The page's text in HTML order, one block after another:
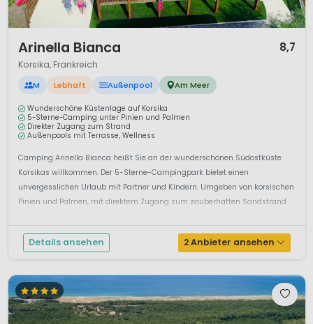
Arinella Bianca 8,7
Korsika, Frankreich
M Lebhaft Außenpool Am Meer
Wunderschöne Küstenlage auf Korsika
5-Sterne-Camping unter Pinien und Palmen
Direkter Zugang zum Strand
Außenpools mit Terrasse, Wellness
Camping Arinella Bianca heißt Sie an der wunderschönen Südostküste
Korsikas willkommen. Der 5-Sterne-Campingpark bietet einen
unvergesslichen Urlaub mit Partner und Kindern. Umgeben von korsischen
Pinien und Palmen, mit direktem Zugang zum zauberhaften Sandstrand
Details ansehen 2 Anbieter ansehen